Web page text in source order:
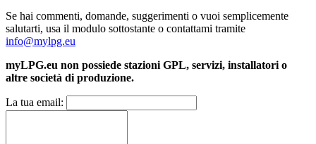
Se hai commenti, domande, suggerimenti o vuoi semplicemente
salutarti, usa il modulo sottostante o contattami tramite
info@mylpg.eu
myLPG.eu non possiede stazioni GPL, servizi, installatori o
altre società di produzione.
La tua email: